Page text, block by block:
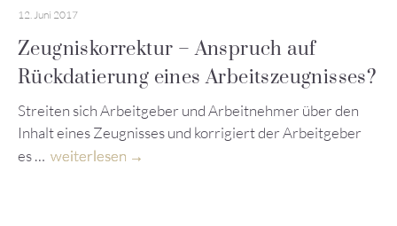
12. Juni 2017
Zeugniskorrektur – Anspruch auf
Rückdatierung eines Arbeitszeugnisses?
Streiten sich Arbeitgeber und Arbeitnehmer über den
Inhalt eines Zeugnisses und korrigiert der Arbeitgeber
es … weiterlesen